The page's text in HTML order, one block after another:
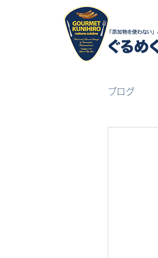
ブログ